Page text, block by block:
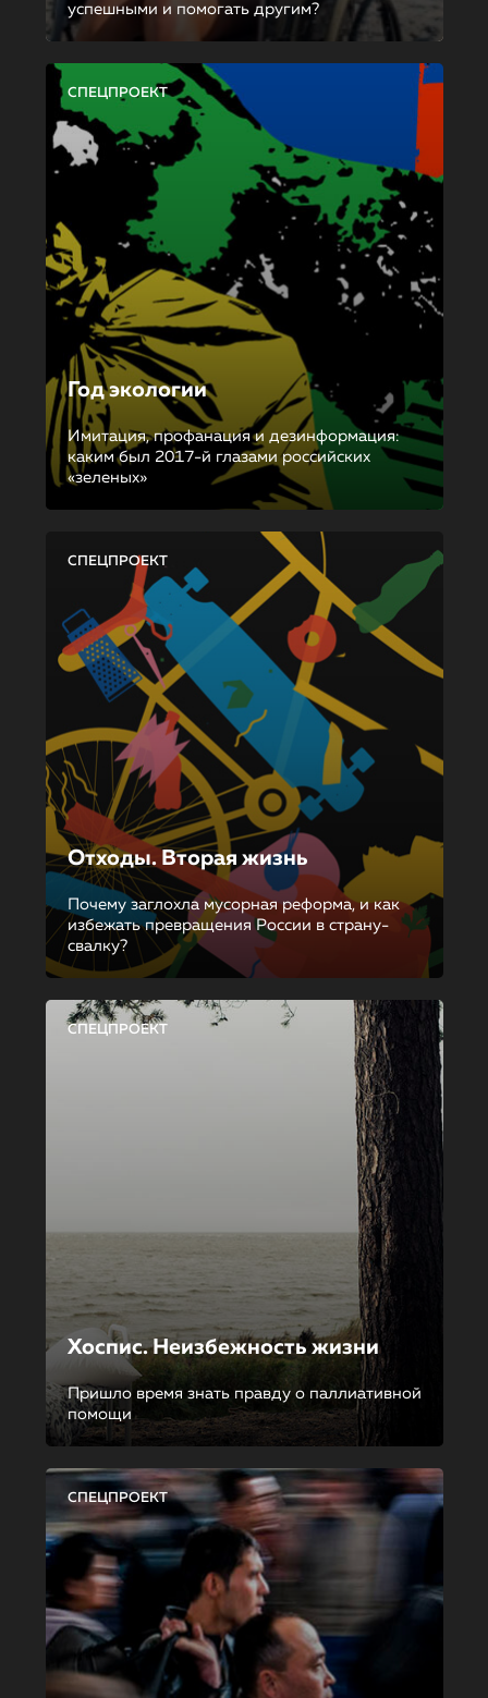
успешными и помогать другим?
СПЕЦПРОЕКТ
Год экологии
Имитация, профанация и дезинформация:
каким был 2017-й глазами российских
«зеленых»
СПЕЦПРОЕКТ
Отходы. Вторая жизнь
Почему заглохла мусорная реформа, и как
избежать превращения России в страну-
свалку?
СПЕЦПРОЕКТ
Хоспис. Неизбежность жизни
Пришло время знать правду о паллиативной
помощи
СПЕЦПРОЕКТ